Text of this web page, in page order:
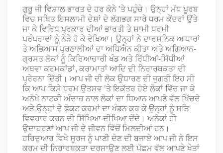
ਗੁਰੂ ਜੀ ਵਿਸ਼ਾਲ ਭਾਰਤ ਦੇ ਹਰ ਕੋਨੇ ’ਤੇ ਪਹੁੰਚੇ। ਉਨ੍ਹਾਂ ਮੱਧ ਪੂਰਬ
ਵਿਚ ਸਥਿਤ ਇਸਲਾਮੀ ਦੇਸ਼ਾਂ ਦੇ ਲੱਗਭਗ ਸਾਰੇ ਧਰਮ ਕੇਂਦਰਾਂ ਉਂਤੇ
ਜਾ ਕੇ ਵਿਵਿਧ ਪ੍ਰਕਾਰ ਦੀਆਂ ਭਾਰਤੀ ਤੇ ਸ਼ਾਮੀ ਧਰਮੀ
ਪਰੰਪਰਾਵਾਂ ਨੂੰ ਨੇੜੇ ਹੋ ਕੇ ਵੇਖਿਆ। ਉਨ੍ਹਾਂ ਨੇ ਦਾਰਸ਼ਨਿਕ ਆਧਾਰਾਂ
ਤੇ ਅਭਿਆਸ ਪ੍ਰਣਾਲੀਆਂ ਦਾ ਅਧਿਐਨ ਕੀਤਾ ਅਤੇ ਅਗਿਆਨ-
ਗ੍ਰਸਤ ਲੋਕਾਂ ਨੂੰ ਕਿਰਿਆਚਾਰੀ ਖੰਡ ਅਤੇ ਰਿੱਧੀਆਂ-ਸਿੱਧੀਆਂ
ਅਥਵਾ ਕਰਮਕਾਂਡਾਂ, ਕਰਾਮਾਤਾਂ ਆਦਿ ਦੀ ਨਿਰਾਰਥਕਤਾ ਦੀ
ਪ੍ਰੇਰਨਾ ਦਿੱਤੀ। ਆਪ ਜੀ ਦੀ ਲੋਕ ਉਧਾਰਣ ਦੀ ਜੁਗਤੀ ਇਹ ਸੀ
ਕਿ ਆਪ ਕਿਸੇ ਧਰਮ ਉਤਸਵ ’ਤੇ ਇਕੱਤਰ ਹੋਏ ਲੋਕਾਂ ਵਿੱਚ ਜਾ ਕੇ
ਅਨੋਖੇ ਨਾਟਕੀ ਅੰਦਾਜ਼ ਨਾਲ ਲੋਕਾਂ ਦਾ ਧਿਆਨ ਆਪਣੇ ਵੱਲ ਖਿੱਚਦੇ
ਅਤੇ ਉਨ੍ਹਾਂ ਦੇ ਫੋਕਟ ਕਰਮਾਂ ਦਾ ਖੰਡਨ ਕਰ ਕੇ ਉਨ੍ਹਾਂ ਨੂੰ ਸਤਿ
ਵਿਵਹਾਰ ਕਰਨ ਦੀ ਸਿੱਖਿਆ-ਦੀਖਿਆ ਦੇਂਦੇ। ਅਨੇਕਾਂ ਹੀ
ਉਦਾਹਰਣਾਂ ਆਪ ਜੀ ਦੇ ਜੀਵਨ ਵਿੱਚੋਂ ਮਿਲਦੀਆਂ ਹਨ।
ਹਰਿਦੁਆਰ ਵਿਖੇ ਸੂਰਜ ਨੂੰ ਪਾਣੀ ਦੇਣ ਦੀ ਬਜਾਏ ਆਪ ਜੀ ਨੇ ਇਸ
ਕਰਮ ਦੀ ਨਿਰਾਰਥਕਤਾ ਦਰਸਾਉਣ ਲਈ ਪੱਛਮ ਵੱਲ ਆਪਣੇ ਖੇਤਾਂ